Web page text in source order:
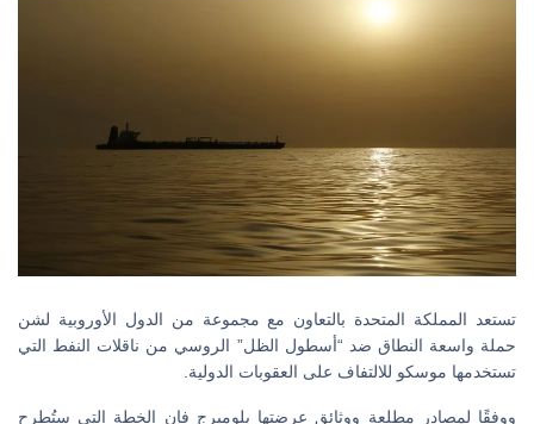
تستعد المملكة المتحدة بالتعاون مع مجموعة من الدول الأوروبية لشن
حملة واسعة النطاق ضد “أسطول الظل” الروسي من ناقلات النفط التي
تستخدمها موسكو للالتفاف على العقوبات الدولية.
ووفقًا لمصادر مطلعة ووثائق عرضتها بلومبرج فإن الخطة التي ستُطرح